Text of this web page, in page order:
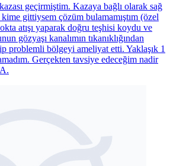
geçirmiştim. Kazaya bağlı olarak sağ
kime gittiysem çözüm bulamamıştım (özel
atışı yaparak doğru teşhisi koydu ve
gözyaşı kanalımın tıkanıklığından
problemli bölgeyi ameliyat etti. Yaklaşık 1
Gerçekten tavsiye edeceğim nadir